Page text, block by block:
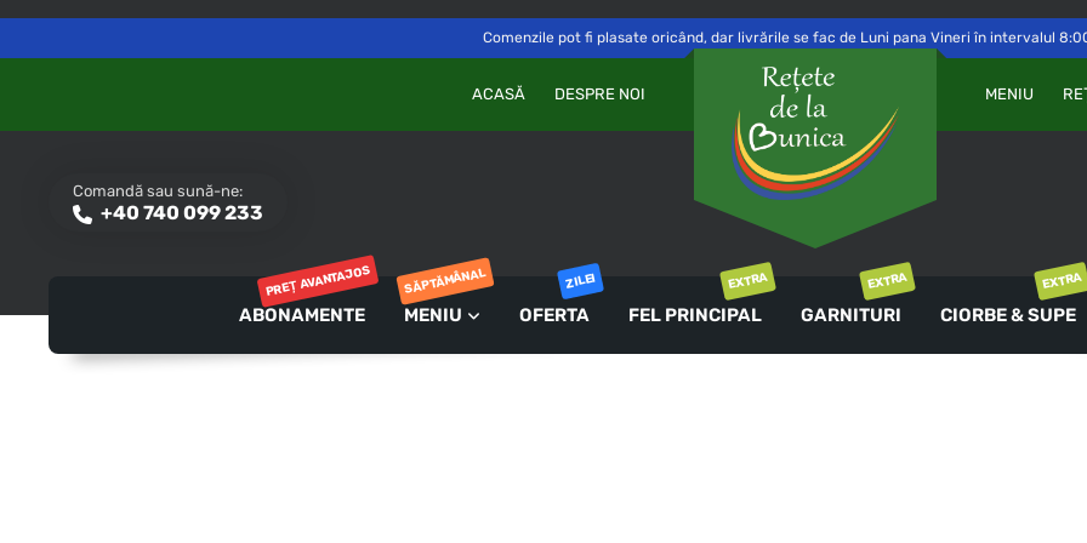
Delivery toSăvinești, NT Switch
Comenzile pot fi plasate oricând, dar livrările se fac de Luni pana Vineri în intervalul
MENIU
ACASĂ DESPRE NOI
Comandă sau sună-ne:
+40 740 099 233
PAROLĂ
AUTENTIFICARE
Ai uitat parola?
ABONAMENTE
PREȚ AVANTAJOS
MENIU
SĂPTĂMÂNAL
OFERTA
ZILEI
FEL PRINCIPAL
EXTRA
GARNITURI
EXTRA
CIORBE & SUPE
EXTRA